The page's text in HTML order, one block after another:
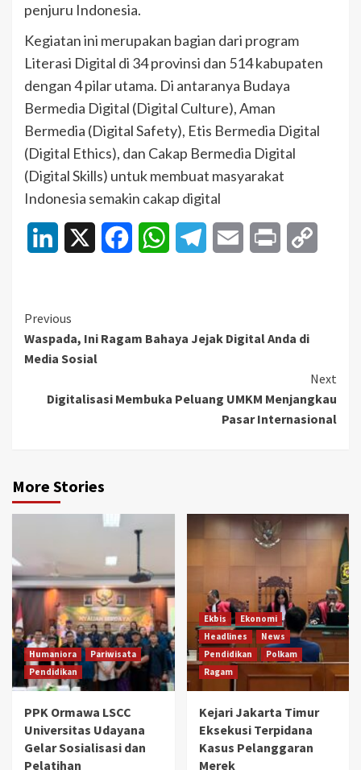
penjuru Indonesia.
Kegiatan ini merupakan bagian dari program
Literasi Digital di 34 provinsi dan 514 kabupaten
dengan 4 pilar utama. Di antaranya Budaya
Bermedia Digital (Digital Culture), Aman
Bermedia (Digital Safety), Etis Bermedia Digital
(Digital Ethics), dan Cakap Bermedia Digital
(Digital Skills) untuk membuat masyarakat
Indonesia semakin cakap digital
LinkedIn FacebookWhatsAppTelegramEmail Print
Continue
Reading
Previous
Waspada, Ini Ragam Bahaya Jejak Digital Anda di
Media Sosial
Next
Digitalisasi Membuka Peluang UMKM Menjangkau
Pasar Internasional
More Stories
Humaniora
Pariwisata
Pendidikan
PPK Ormawa LSCC
Universitas Udayana
Gelar Sosialisasi dan
Pelatihan
Ekbis
Ekonomi
Headlines
News
Pendidikan
Polkam
Ragam
Kejari Jakarta Timur
Eksekusi Terpidana
Kasus Pelanggaran
Merek